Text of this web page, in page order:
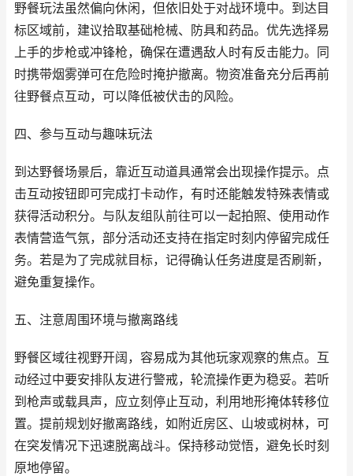
野餐玩法虽然偏向休闲，但依旧处于对战环境中。到达目
标区域前，建议拾取基础枪械、防具和药品。优先选择易
上手的步枪或冲锋枪，确保在遭遇敌人时有反击能力。同
时携带烟雾弹可在危险时掩护撤离。物资准备充分后再前
往野餐点互动，可以降低被伏击的风险。
四、参与互动与趣味玩法
到达野餐场景后，靠近互动道具通常会出现操作提示。点
击互动按钮即可完成打卡动作，有时还能触发特殊表情或
获得活动积分。与队友组队前往可以一起拍照、使用动作
表情营造气氛，部分活动还支持在指定时刻内停留完成任
务。若是为了完成就目标，记得确认任务进度是否刷新，
避免重复操作。
五、注意周围环境与撤离路线
野餐区域往视野开阔，容易成为其他玩家观察的焦点。互
动经过中要安排队友进行警戒，轮流操作更为稳妥。若听
到枪声或载具声，应立刻停止互动，利用地形掩体转移位
置。提前规划好撤离路线，如附近房区、山坡或树林，可
在突发情况下迅速脱离战斗。保持移动觉悟，避免长时刻
原地停留。